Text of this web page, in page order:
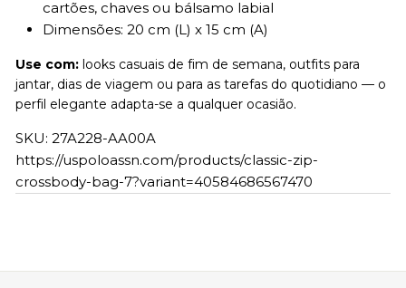
cartões, chaves ou bálsamo labial
Dimensões: 20 cm (L) x 15 cm (A)
Use com: looks casuais de fim de semana, outfits para
jantar, dias de viagem ou para as tarefas do quotidiano — o
perfil elegante adapta-se a qualquer ocasião.
SKU: 27A228-AA00A
https://uspoloassn.com/products/classic-zip-
crossbody-bag-7?variant=40584686567470